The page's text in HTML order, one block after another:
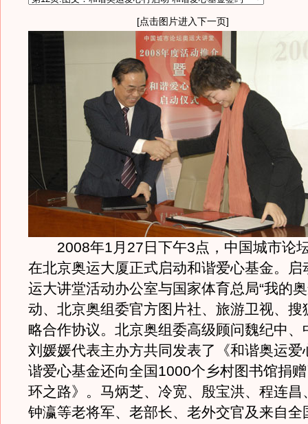
[点击图片进入下一页]
2008年1月27日下午3点，中国城市论
在北京奥运大厦正式启动和谐爱心基金。启
运大讲堂活动办公室与国家体育总局“我的
动、北京奥组委官方图片社、旅游卫视、搜
略合作协议。北京奥组委高级顾问魏纪中、
刘媛媛代表主办方共同发表了《和谐奥运爱
谐爱心基金还向全国1000个乡村图书馆捐
环之路》。马炳芝、冷宽、殷宝洪、程连昌
钟瀛等老将军、老部长、老外交官及来自全